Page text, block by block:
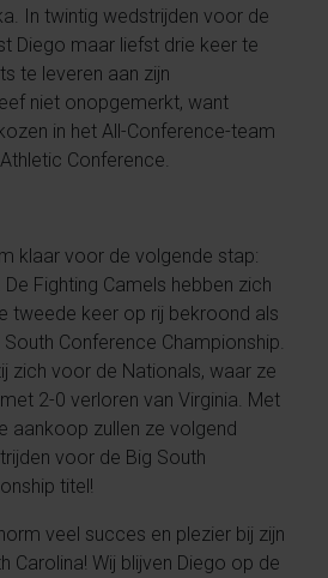
In twintig wedstrijden voor de
Diego maar liefst drie keer te
te leveren aan zijn
niet onopgemerkt, want
in het All-Conference-team
Conference.
klaar voor de volgende stap:
Fighting Camels hebben zich
tweede keer op rij bekroond als
Conference Championship.
zich voor de Nationals, waar ze
2-0 verloren van Virginia. Met
aankoop zullen ze volgend
voor de Big South
titel!
veel succes en plezier bij zijn
Carolina! Wij blijven Diego op de